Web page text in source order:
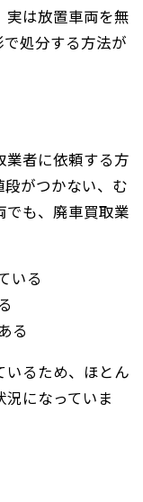
実は放置車両を無
処分する方法が
業者に依頼する方
がつかない、む
でも、廃車買取業
いる
る
いるため、ほとん
になっていま